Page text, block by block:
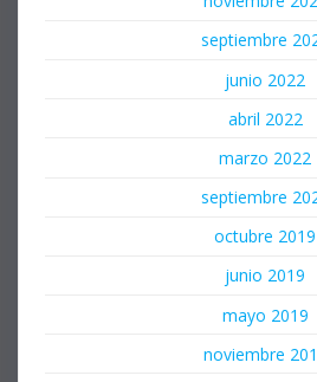
septiembre
junio 2022
abril 2022
marzo 2022
septiembre
octubre 2019
junio 2019
mayo 2019
noviembre